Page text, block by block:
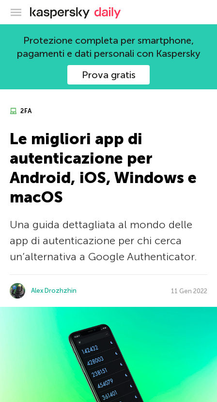
Blog ufficiale di Kaspersky
Protezione completa per smartphone,
pagamenti e dati personali con Kaspersky
Prova gratis
2FA
Le migliori app di
autenticazione per
Android, iOS, Windows e
macOS
Una guida dettagliata al mondo delle
app di autenticazione per chi cerca
un’alternativa a Google Authenticator.
Alex Drozhzhin 11 Gen 2022